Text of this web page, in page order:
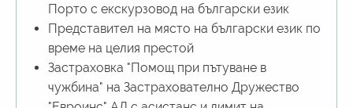
Порто с екскурзовод на български език
Представител на място на български език по
време на целия престой
Застраховка "Помощ при пътуване в
чужбина" на Застрахователно Дружество